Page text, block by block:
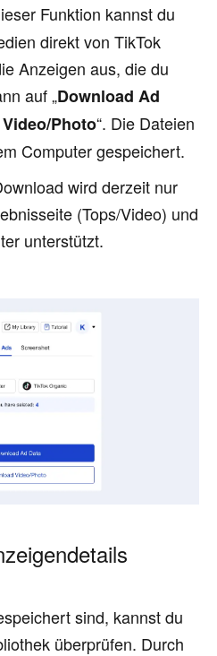
Funktion kannst du
direkt von TikTok
Anzeigen aus, die du
auf „Download Ad
Photo“. Die Dateien
Computer gespeichert.
wird derzeit nur
(Tops/Video) und
unterstützt.
sind, kannst du
überprüfen. Durch